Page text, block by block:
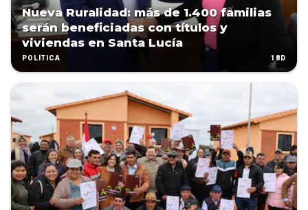
Nueva Ruralidad: más de 1.400 familias
serán beneficiadas con títulos y
viviendas en Santa Lucía
POLÍTICA 18D